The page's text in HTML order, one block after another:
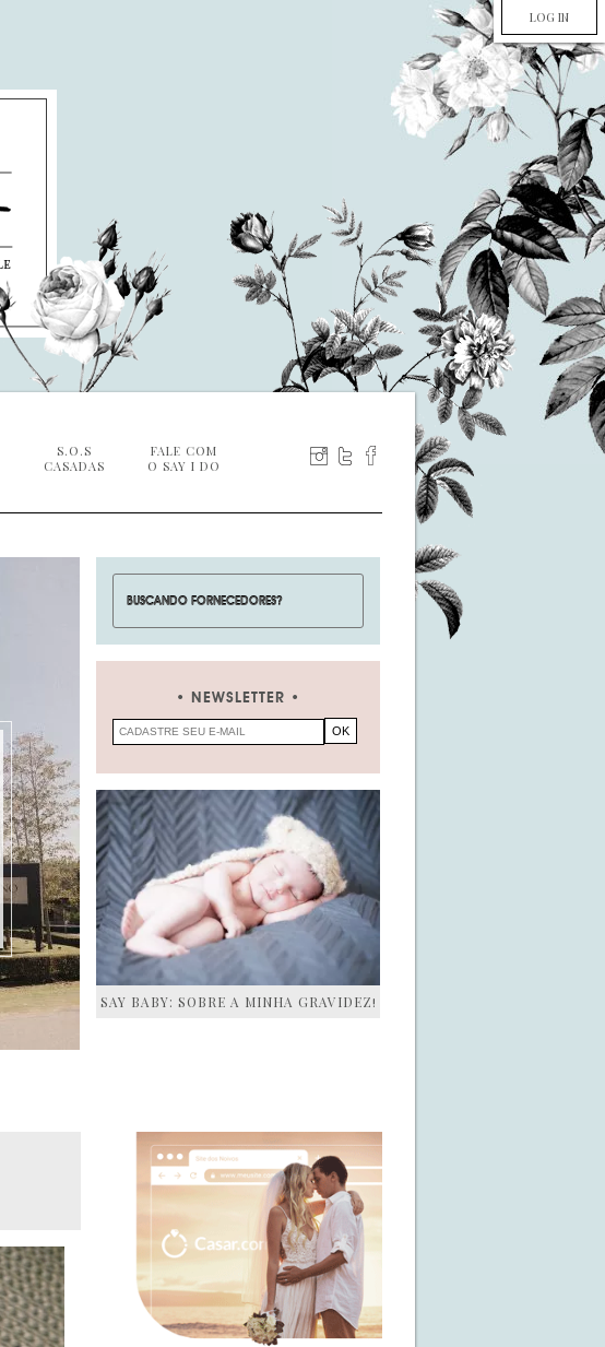
LOG IN
S.O.S
CASADAS
FALE COM
O SAY I DO
NEWSLETTER
SAY BABY: SOBRE A MINHA GRAVIDEZ!
SIDEBAR